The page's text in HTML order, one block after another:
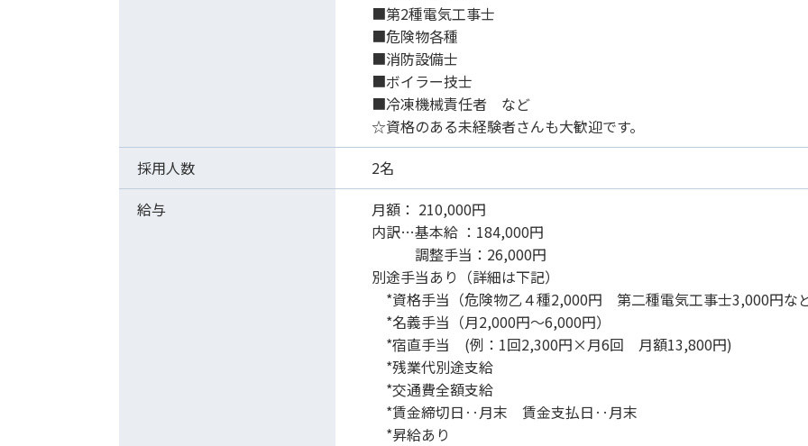
■第2種電気工事士
■危険物各種
■消防設備士
■ボイラー技士
■冷凍機械責任者 など
☆資格のある未経験者さんも大歓迎です。
採用人数
2名
給与
月額： 210,000円
内訳…基本給 ：184,000円
調整手当：26,000円
別途手当あり（詳細は下記）
*資格手当（危険物乙４種2,000円 第二種電気工事士3,000円な
*名義手当（月2,000円～6,000円）
*宿直手当 (例：1回2,300円×月6回 月額13,800円)
*残業代別途支給
*交通費全額支給
*賃金締切日‥月末 賃金支払日‥月末
*昇給あり